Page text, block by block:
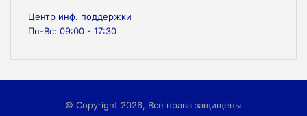
Центр инф. поддержки
Пн-Вс: 09:00 - 17:30
© Copyright 2026, Все права защищены